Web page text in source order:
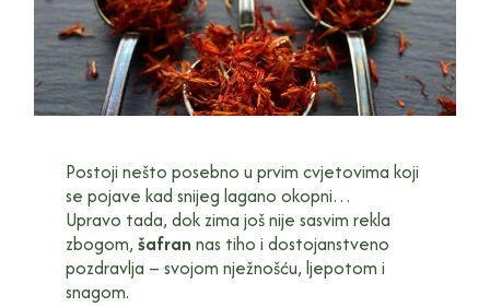
Postoji nešto posebno u prvim cvjetovima koji
se pojave kad snijeg lagano okopni…
Upravo tada, dok zima još nije sasvim rekla
zbogom, šafran nas tiho i dostojanstveno
pozdravlja – svojom nježnošću, ljepotom i
snagom.